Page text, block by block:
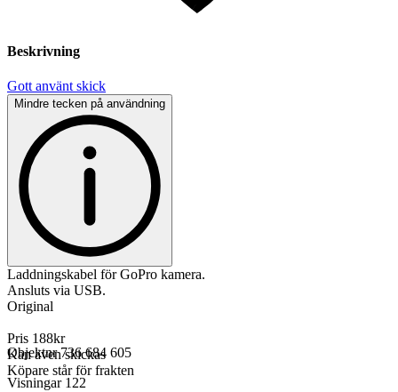
Beskrivning
Gott använt skick
Mindre tecken på användning
Laddningskabel för GoPro kamera.
Ansluts via USB.
Original
Pris 188kr
Kan även skickas
Köpare står för frakten
Objektnr 736 684 605
Visningar 122